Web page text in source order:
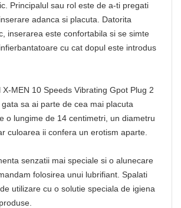
Principalul sau rol este de a-ti pregati
adanca si placuta. Datorita
inserarea este confortabila si se simte
cu cat dopul este introdus
MEN 10 Speeds Vibrating Gpot Plug 2
sa ai parte de cea mai placuta
o lungime de 14 centimetri, un diametru
culoarea ii confera un erotism aparte.
senzatii mai speciale si o alunecare
folosirea unui lubrifiant. Spalati
utilizare cu o solutie speciala de igiena